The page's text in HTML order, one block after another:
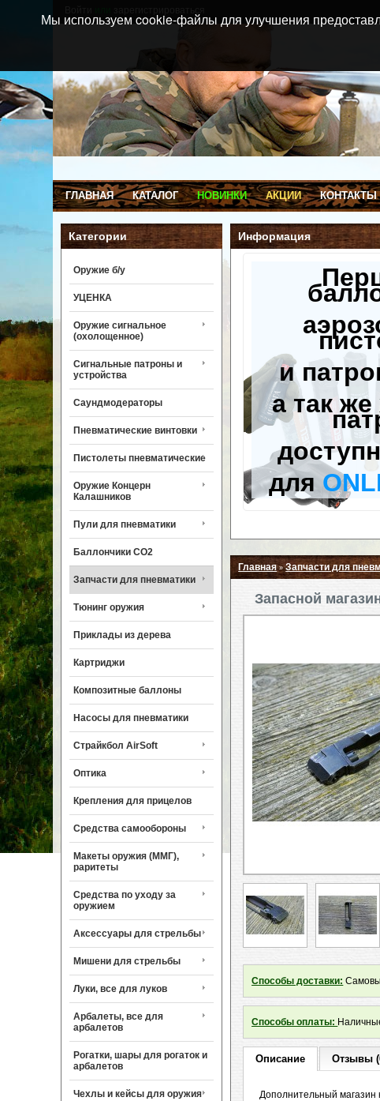
ГЛАВНАЯ КАТАЛОГ НОВИНКИ АКЦИИ КОНТАКТЫ
Категории
Оружие б/у
УЦЕНКА
Оружие сигнальное
(охолощенное)
Сигнальные патроны и
устройства
Саундмодераторы
Пневматические винтовки
Пистолеты пневматические
Оружие Концерн
Калашников
Пули для пневматики
Баллончики CO2
Запчасти для пневматики
Тюнинг оружия
Приклады из дерева
Картриджи
Композитные баллоны
Насосы для пневматики
Страйкбол AirSoft
Оптика
Крепления для прицелов
Средства самообороны
Макеты оружия (ММГ),
раритеты
Средства по уходу за
оружием
Аксессуары для стрельбы
Мишени для стрельбы
Луки, все для луков
Арбалеты, все для
арбалетов
Рогатки, шары для рогаток и
арбалетов
Чехлы и кейсы для оружия
Информация
и
а так
для
Главная»Запчасти для
Запасной
Способы доставки:
Способы оплаты:
Описание Отзывы
Дополнительный магазин
Мы используем cookie-файлы для улучшения